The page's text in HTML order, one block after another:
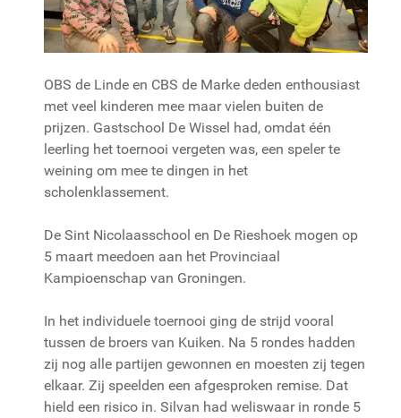
OBS de Linde en CBS de Marke deden enthousiast
met veel kinderen mee maar vielen buiten de
prijzen. Gastschool De Wissel had, omdat één
leerling het toernooi vergeten was, een speler te
weining om mee te dingen in het
scholenklassement.
De Sint Nicolaasschool en De Rieshoek mogen op
5 maart meedoen aan het Provinciaal
Kampioenschap van Groningen.
In het individuele toernooi ging de strijd vooral
tussen de broers van Kuiken. Na 5 rondes hadden
zij nog alle partijen gewonnen en moesten zij tegen
elkaar. Zij speelden een afgesproken remise. Dat
hield een risico in. Silvan had weliswaar in ronde 5